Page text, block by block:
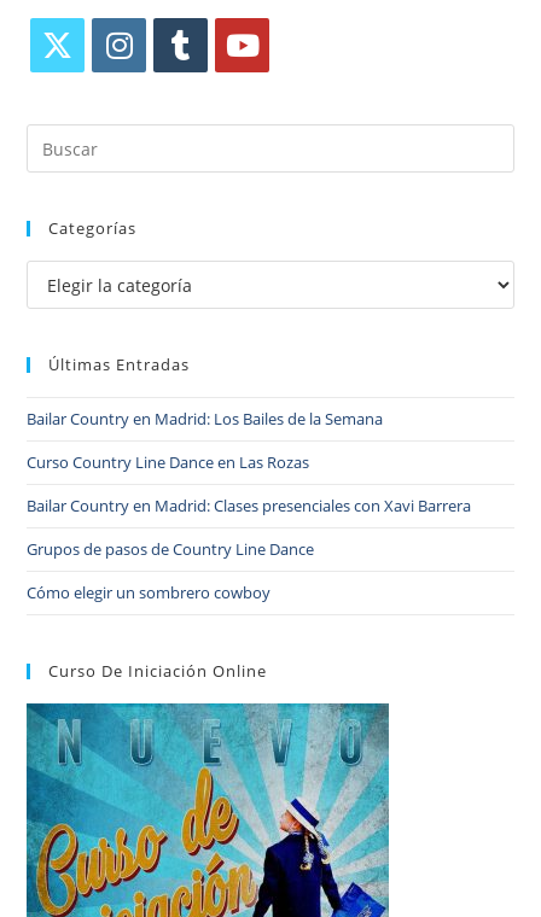
Categorías
Últimas Entradas
Bailar Country en Madrid: Los Bailes de la Semana
Curso Country Line Dance en Las Rozas
Bailar Country en Madrid: Clases presenciales con Xavi Barrera
Grupos de pasos de Country Line Dance
Cómo elegir un sombrero cowboy
Curso De Iniciación Online